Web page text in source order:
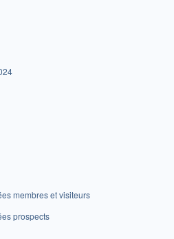
membres et visiteurs
prospects